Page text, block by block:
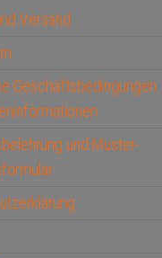
Versand
Geschäftsbedingungen
und Muster-